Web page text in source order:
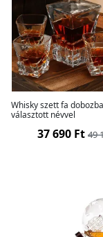
Whisky szett fa
választott névvel
37 690 Ft 49